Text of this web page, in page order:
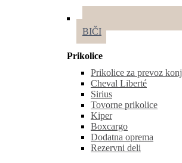
BIČI
Prikolice
Prikolice za prevoz konj
Cheval Liberté
Sirius
Tovorne prikolice
Kiper
Boxcargo
Dodatna oprema
Rezervni deli